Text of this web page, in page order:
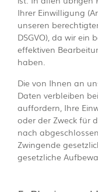
Ihrer Einwilligung
unseren
DSGVO), da wir ein
effektiven
haben.
Die von Ihnen an
Daten verbleiben
auffordern, Ihre
oder der Zweck für
nach
Zwingende
gesetzliche